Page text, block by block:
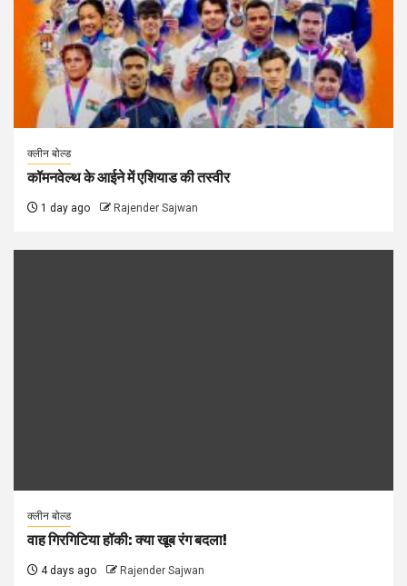
क्लीन बोल्ड
कॉमनवेल्थ के आईने में एशियाड की तस्वीर
1 day ago Rajender Sajwan
क्लीन बोल्ड
वाह गिरगिटिया हॉकी: क्या खूब रंग बदला!
4 days ago Rajender Sajwan